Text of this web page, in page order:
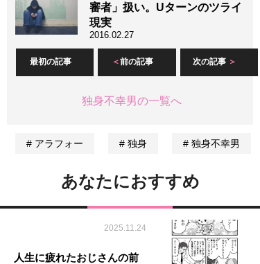
審者」扱い。Uターンのツライ
現実
2016.02.27
最初の記事 前の記事 次の記事
独身不幸男の一覧へ
アラフォー 独身 独身不幸男
あなたにおすすめ
2025.11.24
人生に疲れたおじさんの前